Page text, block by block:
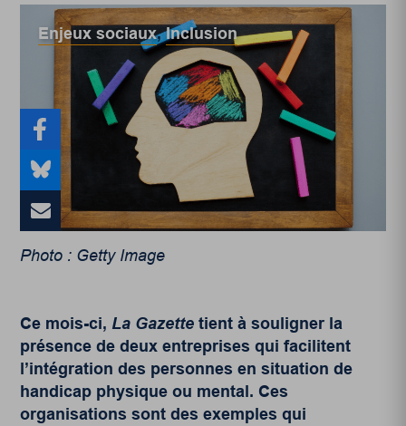
Enjeux sociaux,Inclusion
Photo : Getty Image
Ce mois-ci, La Gazette tient à souligner la
présence de deux entreprises qui facilitent
l’intégration des personnes en situation de
handicap physique ou mental. Ces
organisations sont des exemples qui